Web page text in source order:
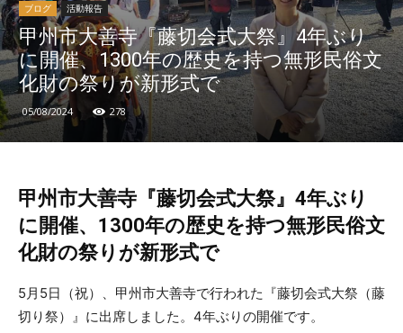
ブログ 活動報告
甲州市大善寺『藤切会式大祭』4年ぶり
に開催、1300年の歴史を持つ無形民俗文
化財の祭りが新形式で
05/08/2024 278
甲州市大善寺『藤切会式大祭』4年ぶり
に開催、1300年の歴史を持つ無形民俗文
化財の祭りが新形式で
5月5日（祝）、甲州市大善寺で行われた『藤切会式大祭（藤
切り祭）』に出席しました。4年ぶりの開催です。